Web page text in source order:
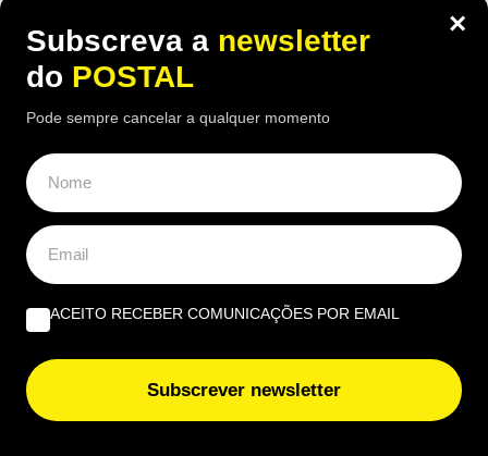
Viu um carro estacionado com cartão
nas rodas? Este é o motivo (e não tem
a ver com animais)
Muitos condutores colocam pedaços de cartão
junto às rodas dos carros estacionados ao sol
×
Subscreva a newsletter
do POSTAL
Pode sempre cancelar a qualquer momento
ACEITO RECEBER COMUNICAÇÕES POR EMAIL
Subscrever newsletter